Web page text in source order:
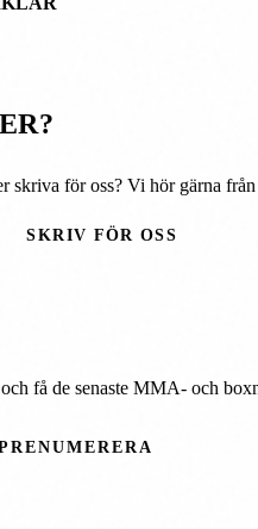
skriva för oss? Vi hör gärna
SKRIV FÖR OSS
få de senaste MMA- och